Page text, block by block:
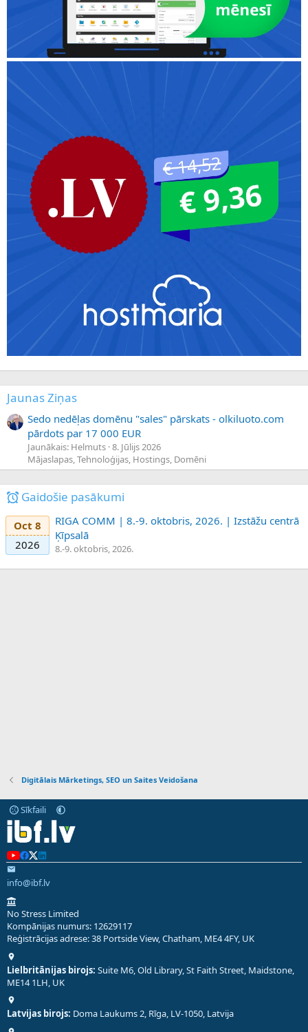
Jaunas Ziņas
Sedo nedēļas domēnu "sales" pārskats - olkiluoto.com
pārdots par 17 000 EUR
Jaunākais: Helmuts 8. Jūlijs 2026
Mājaslapas, Tehnoloģijas, Hostings, Domēni
Gaidošie pasākumi
Oct 8
2026
RIGA COMM | 8.-9. oktobris, 2026. | Izstāžu centrā
Ķīpsalā
8.-9. oktobris, 2026.
Digitālais Mārketings, SEO un Saites Veidošana
Sīkfaili
info@ibf.lv
No Stress Limited
Kompānijas numurs: 12629117
Reģistrācijas adrese: 38 Portside View, Chatham, ME4 4FY, UK
Lielbritānijas birojs: Suite M6, Old Library, St Faith Street, Maidstone,
ME14 1LH, UK
Latvijas birojs: Doma Laukums 2, Rīga, LV-1050, Latvija